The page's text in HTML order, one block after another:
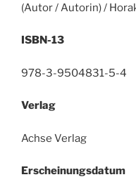
(Autor / Autorin) /
ISBN-13
978-3-9504831-5-4
Verlag
Achse Verlag
Erscheinungsdatum